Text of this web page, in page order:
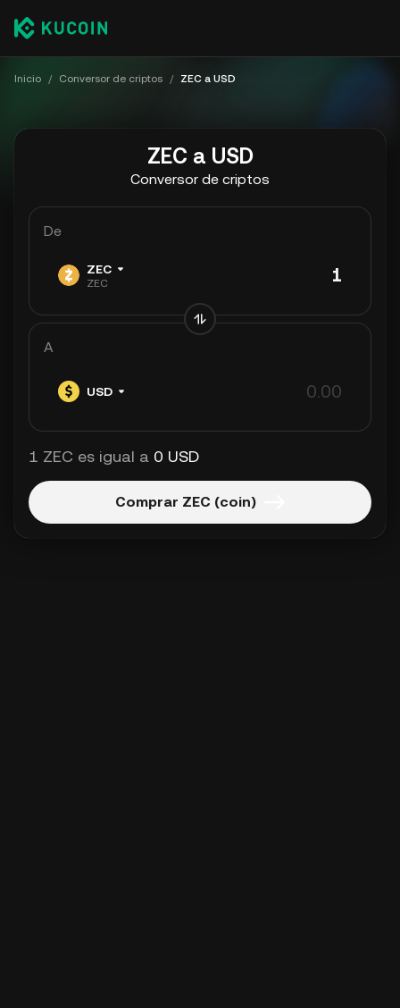
Inicio / Conversor de criptos / ZEC a USD
ZEC a USD
Conversor de criptos
De
ZEC
ZEC
A
USD
1 ZEC es igual a 0 USD
Comprar ZEC (coin)